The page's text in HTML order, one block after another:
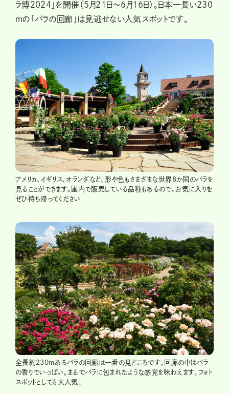
ラ博2024」を開催（5月21日～6月16日）。日本一長い230
ｍの「バラの回廊」は見逃せない人気スポットです。
アメリカ、イギリス、オランダなど、形や色もさまざまな世界8か国のバラを
見ることができます。園内で販売している品種もあるので、お気に入りを
ぜひ持ち帰ってください
全長約230ｍあるバラの回廊は一番の見どころです。回廊の中はバラ
の香りでいっぱい。まるでバラに包まれたような感覚を味わえます。フォト
スポットとしても大人気！